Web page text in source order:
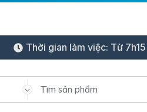
Thời gian làm việc: Từ